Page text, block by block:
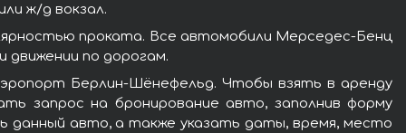
ж/д вокзал.
проката. Все автомобили Мерседес-Бенц
по дорогам.
Берлин-Шёнефельд. Чтобы взять в аренду
запрос на бронирование авто, заполнив форму
данный авто, а также указать даты, время, место